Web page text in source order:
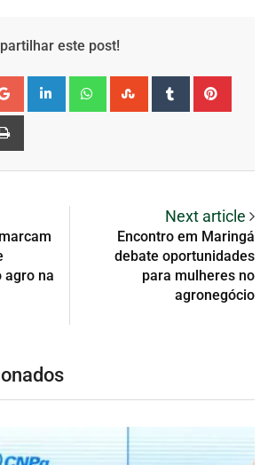
este post!
agro na
Next article
Encontro em Maringá
debate oportunidades
para mulheres no
agronegócio